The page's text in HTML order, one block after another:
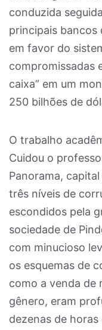
conduzida
principais bancos
em favor do
compromissadas
caixa” em um
250 bilhões de
O trabalho
Cuidou o
Panorama,
três níveis de
escondidos pela
sociedade de
com minucioso
os esquemas de
como a venda de
gênero, eram
dezenas de